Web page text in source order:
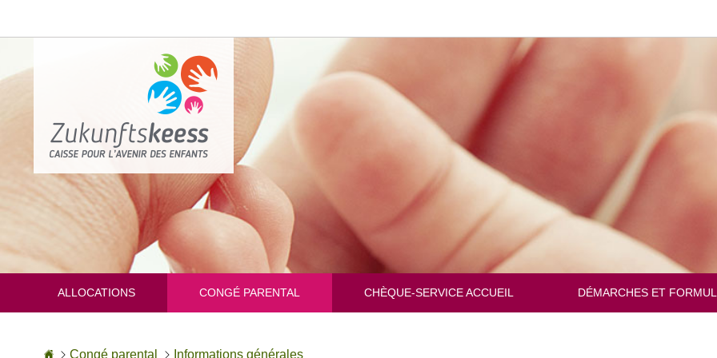
Changer
de
langue
ALLOCATIONS CONGÉ PARENTAL CHÈQUE-SERVICE ACCUEIL DÉMARCHES ET
Accueil
Congé parental Informations générales